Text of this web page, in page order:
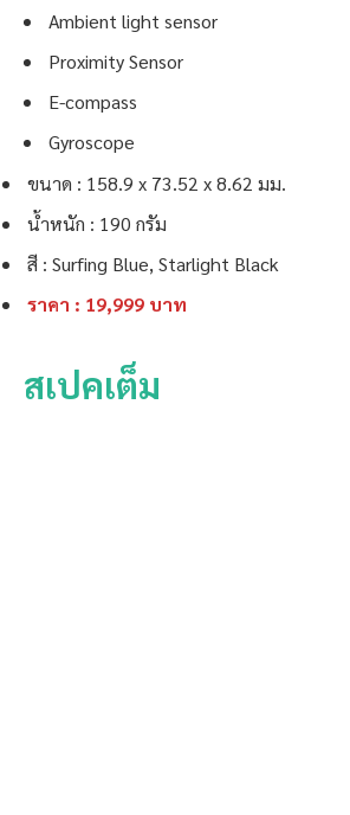
Ambient light sensor
Proximity Sensor
E-compass
Gyroscope
ขนาด : 158.9 x 73.52 x 8.62 มม.
น้ำหนัก : 190 กรัม
สี : Surfing Blue, Starlight Black
ราคา : 19,999 บาท
สเปคเต็ม